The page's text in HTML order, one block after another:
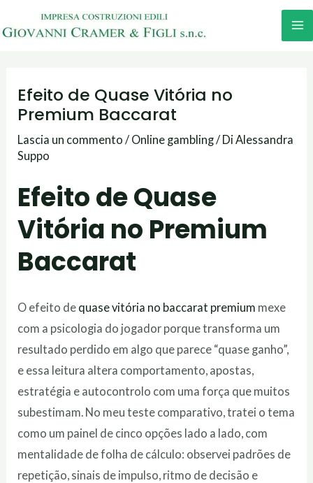
al
Efeito de Quase Vitória no
Premium Baccarat
Lascia un commento / Online gambling/ DiAlessandra
Suppo
Efeito de Quase
Vitória no Premium
Baccarat
O efeito de quase vitória no baccarat premium mexe
com a psicologia do jogador porque transforma um
resultado perdido em algo que parece “quase ganho”,
e essa leitura altera comportamento, apostas,
estratégia e autocontrolo com uma força que muitos
subestimam. No meu teste comparativo, tratei o tema
como um painel de cinco opções lado a lado, com
mentalidade de folha de cálculo: observei padrões de
repetição, sinais de impulso, ritmo de decisão e